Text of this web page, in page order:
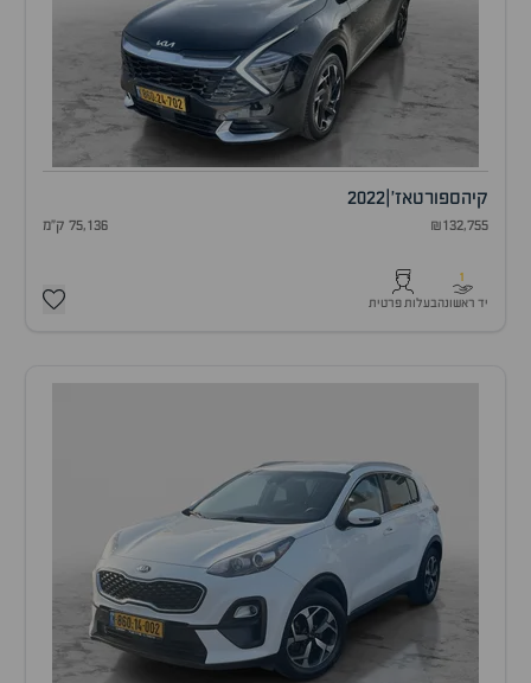
קיהספורטאז' 2022
₪132,755 75,136 ק"מ
1
יד ראשונהבעלות פרטית